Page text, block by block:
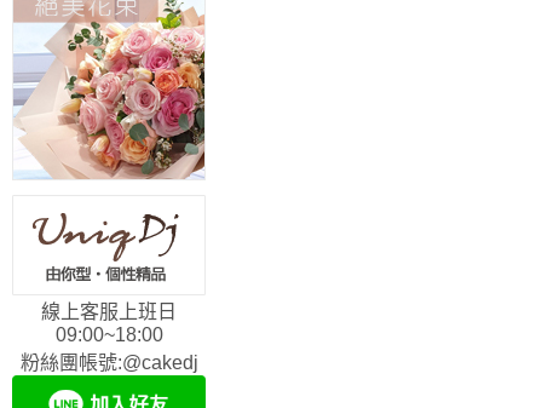
線上客服上班日
09:00~18:00
粉絲團帳號:@cakedj